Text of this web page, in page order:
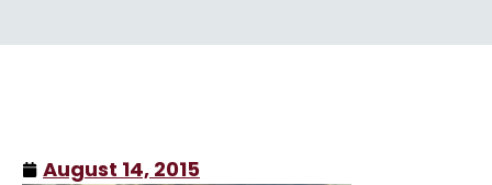
August 14, 2015